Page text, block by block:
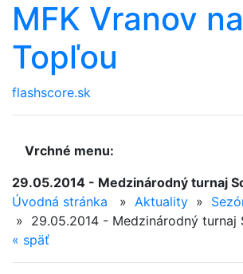
MFK Vranov
Topľou
flashscore.sk
Vrchné menu:
29.05.2014 - Medzinárodný turnaj
Úvodná stránka
» Aktuality »
» 29.05.2014 - Medzinárodný turnaj
« späť